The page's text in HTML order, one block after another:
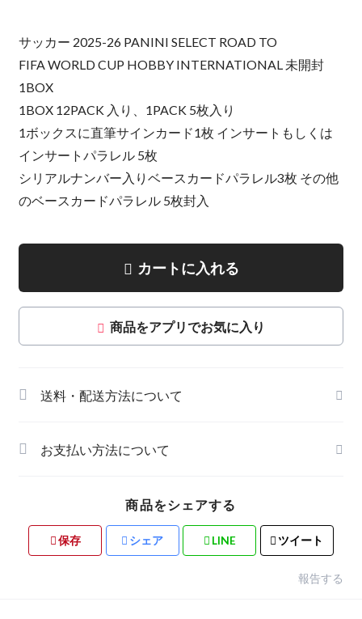
サッカー 2025-26 PANINI SELECT ROAD TO
FIFA WORLD CUP HOBBY INTERNATIONAL 未開封
1BOX
1BOX 12PACK 入り、1PACK 5枚入り
1ボックスに直筆サインカード1枚 インサートもしくは
インサートパラレル 5枚
シリアルナンバー入りベースカードパラレル3枚 その他
のベースカードパラレル 5枚封入
カートに入れる
商品をアプリでお気に入り
送料・配送方法について
お支払い方法について
商品をシェアする
保存 シェア LINE ツイート
報告する